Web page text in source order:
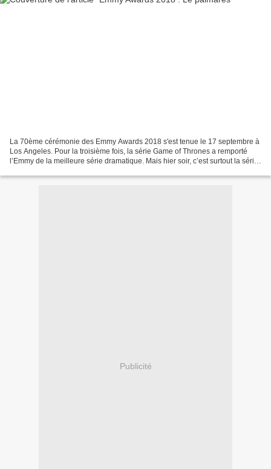
La 70ème cérémonie des Emmy Awards 2018 s'est tenue le 17 septembre à
Los Angeles. Pour la troisième fois, la série Game of Thrones a remporté
l’Emmy de la meilleure série dramatique. Mais hier soir, c’est surtout la série
Publicité